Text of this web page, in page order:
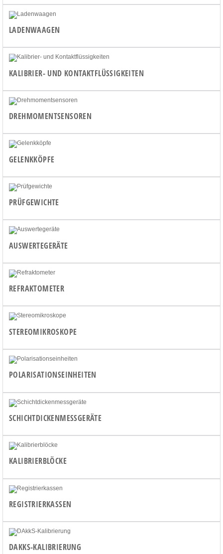
LADENWAAGEN
KALIBRIER- UND KONTAKTFLÜSSIGKEITEN
DREHMOMENTSENSOREN
GELENKKÖPFE
PRÜFGEWICHTE
AUSWERTEGERÄTE
REFRAKTOMETER
STEREOMIKROSKOPE
POLARISATIONSEINHEITEN
SCHICHTDICKENMESSGERÄTE
KALIBRIERBLÖCKE
REGISTRIERKASSEN
DAKKS-KALIBRIERUNG